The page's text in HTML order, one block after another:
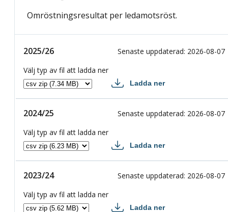
Omröstningsresultat per ledamotsröst.
2025/26
2025/26 Senaste uppdaterad: 2026-08-07
Välj typ av fil att ladda ner
Ladda ner
2024/25
2024/25 Senaste uppdaterad: 2026-08-07
Välj typ av fil att ladda ner
Ladda ner
2023/24
2023/24 Senaste uppdaterad: 2026-08-07
Välj typ av fil att ladda ner
Ladda ner